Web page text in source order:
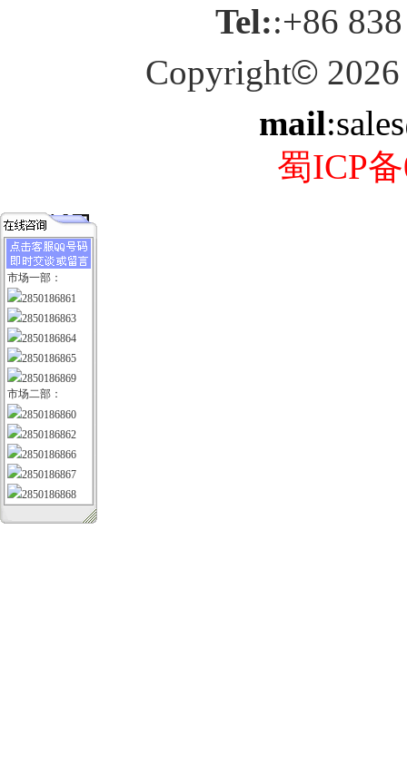
Tel::+86
Copyright© 2026
mail
蜀ICP
市场一部：
2850186861
2850186863
2850186864
2850186865
2850186869
市场二部：
2850186860
2850186862
2850186866
2850186867
2850186868